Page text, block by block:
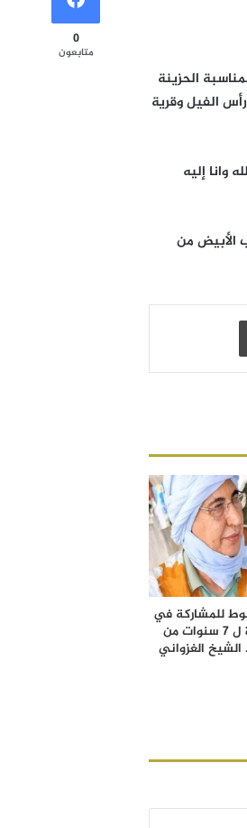
الحزينة
الفيل وقرية
وانا إليه
الأبيض من
للمشاركة في
إنجاح التظاهرة المخلدة ل 7 سنوات من
الغزواني
0
متابعون